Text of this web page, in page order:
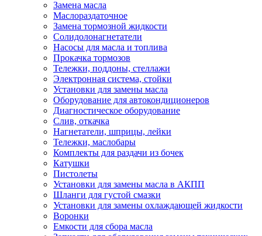
Замена масла
Маслораздаточное
Замена тормозной жидкости
Солидолонагнетатели
Насосы для масла и топлива
Прокачка тормозов
Тележки, поддоны, стеллажи
Электронная система, стойки
Установки для замены масла
Оборудование для автокондиционеров
Диагностическое оборудование
Слив, откачка
Нагнетатели, шприцы, лейки
Тележки, маслобары
Комплекты для раздачи из бочек
Катушки
Пистолеты
Установки для замены масла в АКПП
Шланги для густой смазки
Установки для замены охлаждающей жидкости
Воронки
Емкости для сбора масла